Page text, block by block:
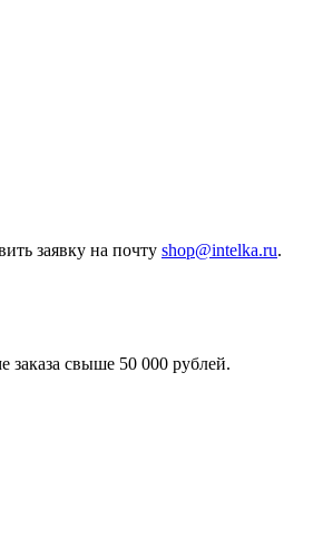
заявку на почту shop@intelka.ru.
заказа свыше 50 000 рублей.